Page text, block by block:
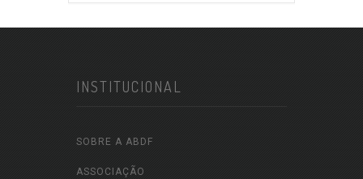
INSTITUCIONAL
SOBRE A ABDF
ASSOCIAÇÃO